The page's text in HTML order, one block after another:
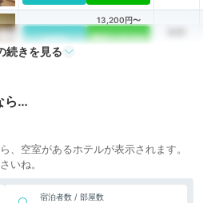
icotto
13,200円〜
楽天トラベル
続きを見る
ら…
、空室があるホテルが表示されます。
いね。
宿泊者数 / 部屋数